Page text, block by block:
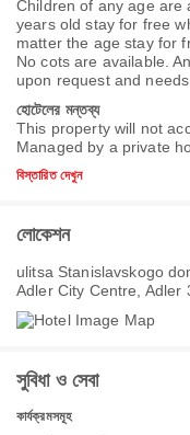
Children of any age are
years old stay for free
matter the age stay for
No cots are available.
upon request and
হোটেলের মন্তব্য
This property will not
Managed by a private
বিস্তারিত দেখুন
লোকেশন
ulitsa Stanislavskogo
Adler City Centre, Adler
সুবিধা ও সেবা
কার্যক্রমসমূহ